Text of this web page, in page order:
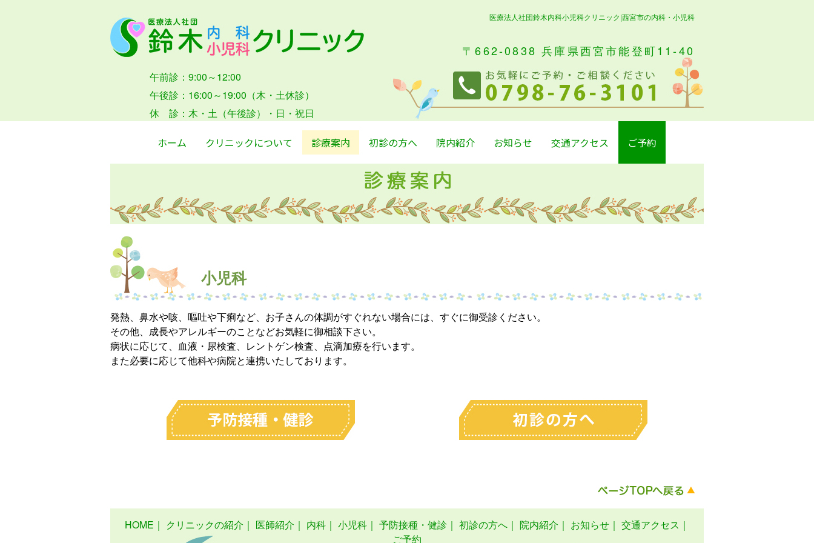
医療法人社団鈴木内科小児科クリニック|西宮市の内科・小児科
〒662-0838 兵庫県西宮市能登町11-40
午前診：9:00～12:00
午後診：16:00～19:00（木・土休診）
休 診：木・土（午後診）・日・祝日
ホーム クリニックについて 診療案内 初診の方へ 院内紹介 お知らせ 交通アクセス ご予約
小児科
発熱、鼻水や咳、嘔吐や下痢など、お子さんの体調がすぐれない場合には、すぐに御受診ください。
その他、成長やアレルギーのことなどお気軽に御相談下さい。
病状に応じて、血液・尿検査、レントゲン検査、点滴加療を行います。
また必要に応じて他科や病院と連携いたしております。
HOME ｜ クリニックの紹介 ｜ 医師紹介 ｜ 内科 ｜ 小児科 ｜ 予防接種・健診 ｜ 初診の方へ ｜ 院内紹介 ｜ お知らせ ｜ 交通アクセス ｜
ご予約